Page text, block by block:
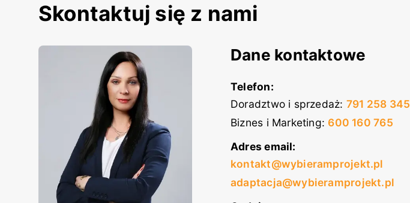
Skontaktuj się z nami
Dane kontaktowe
Telefon:
Doradztwo i sprzedaż: 791 258 345
Biznes i Marketing: 600 160 765
Adres email:
kontakt@wybieramprojekt.pl
adaptacja@wybieramprojekt.pl